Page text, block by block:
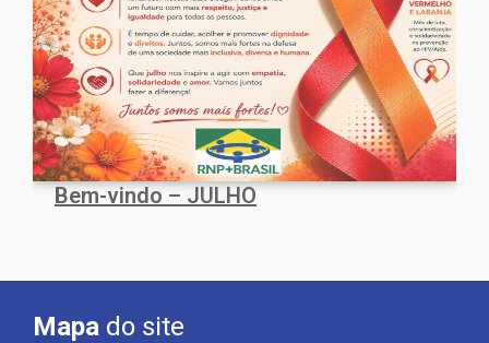
Bem-vindo – JULHO
Mapa do site